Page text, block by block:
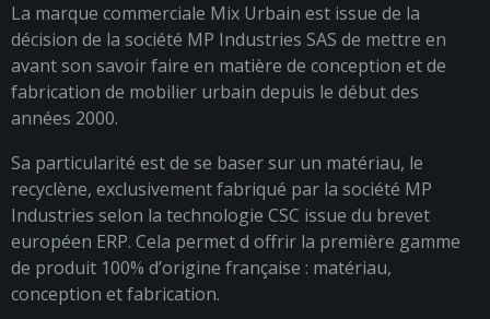
La marque commerciale Mix Urbain est issue de la
décision de la société MP Industries SAS de mettre en
avant son savoir faire en matière de conception et de
fabrication de mobilier urbain depuis le début des
années 2000.
Sa particularité est de se baser sur un matériau, le
recyclène, exclusivement fabriqué par la société MP
Industries selon la technologie CSC issue du brevet
européen ERP. Cela permet d offrir la première gamme
de produit 100% d’origine française : matériau,
conception et fabrication.